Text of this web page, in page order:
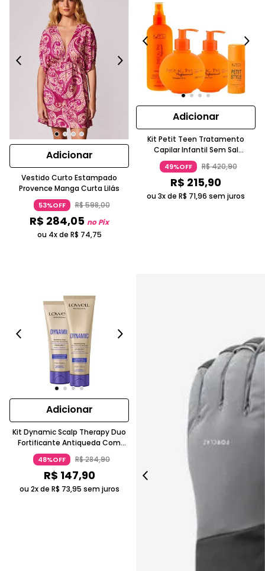
Adicionar
Vestido Curto Estampado
Provence Manga Curta Lilás
53%OFF R$598,00
R$ 284,05 no Pix
ou 4x de R$ 74,75
Adicionar
Kit Petit Teen Tratamento
Capilar Infantil Sem Sal
Hidratação Para Cabelos Lisos
Laranja K.PRO PROFISSIONAL
49%OFF R$420,90
R$ 215,90
ou 3x de R$ 71,96 sem juros
Adicionar
Kit Dynamic Scalp Therapy Duo
Fortificante Antiqueda Com
Queratina Lowell
48%OFF R$284,90
R$ 147,90
ou 2x de R$ 73,95 sem juros